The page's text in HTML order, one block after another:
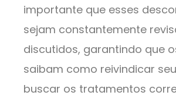
importante que esses
sejam constantemente
discutidos, garantindo que
saibam como reivindicar
buscar os tratamentos